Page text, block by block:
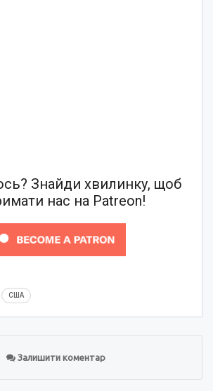
Знайди хвилинку, щоб
нас на Patreon!
США
Залишити коментар